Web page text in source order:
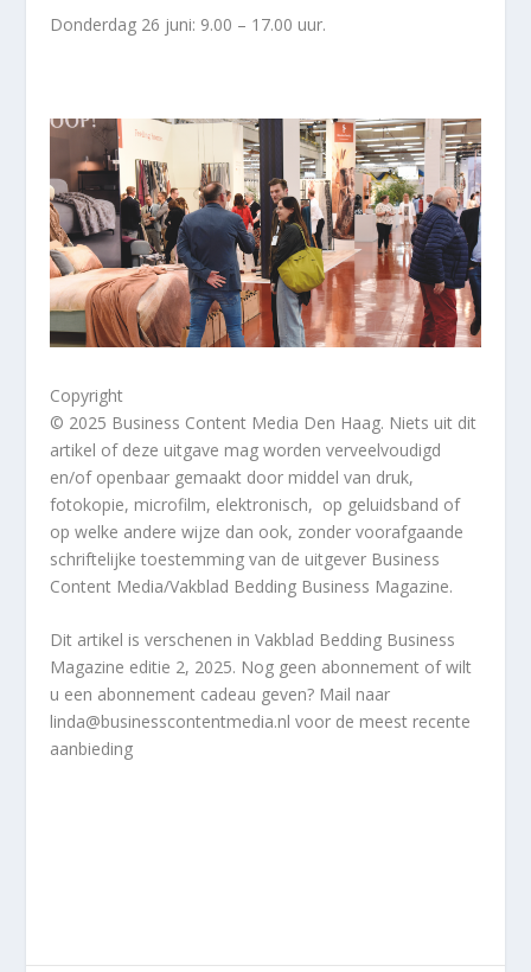
Donderdag 26 juni: 9.00 – 17.00 uur.
Copyright
© 2025 Business Content Media Den Haag. Niets uit dit
artikel of deze uitgave mag worden verveelvoudigd
en/of openbaar gemaakt door middel van druk,
fotokopie, microfilm, elektronisch, op geluidsband of
op welke andere wijze dan ook, zonder voorafgaande
schriftelijke toestemming van de uitgever Business
Content Media/Vakblad Bedding Business Magazine.
Dit artikel is verschenen inVakblad Bedding Business
Magazine editie 2, 2025. Nog geen abonnement of wilt
u een abonnement cadeau geven? Mail naar
linda@businesscontentmedia.nl voor de meest recente
aanbieding